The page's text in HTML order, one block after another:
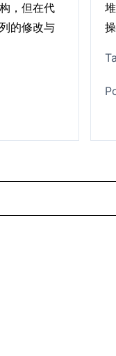
，但在代
的修改与